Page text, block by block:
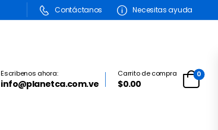
Contáctanos Necesitas ayuda
Escribenos ahora:
info@planetca.com.ve
Carrito de compra
$0.00
0